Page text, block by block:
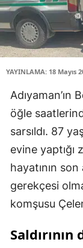
YAYINLAMA: 18 Mayıs
Adıyaman’ın
öğle
sarsıldı. 87
evine yaptığı
hayatının
gerekçesi
komşusu
Saldırının